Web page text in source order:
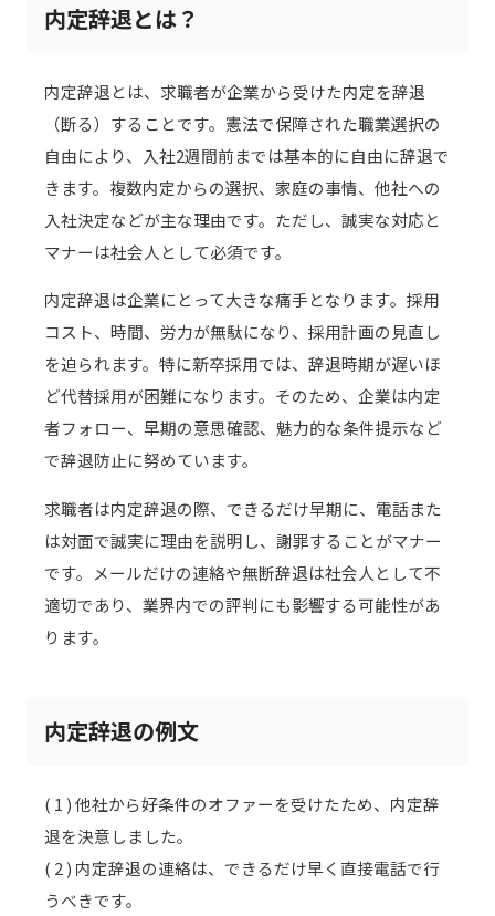
内定辞退とは？
内定辞退とは、求職者が企業から受けた内定を辞退
（断る）することです。憲法で保障された職業選択の
自由により、入社2週間前までは基本的に自由に辞退で
きます。複数内定からの選択、家庭の事情、他社への
入社決定などが主な理由です。ただし、誠実な対応と
マナーは社会人として必須です。
内定辞退は企業にとって大きな痛手となります。採用
コスト、時間、労力が無駄になり、採用計画の見直し
を迫られます。特に新卒採用では、辞退時期が遅いほ
ど代替採用が困難になります。そのため、企業は内定
者フォロー、早期の意思確認、魅力的な条件提示など
で辞退防止に努めています。
求職者は内定辞退の際、できるだけ早期に、電話また
は対面で誠実に理由を説明し、謝罪することがマナー
です。メールだけの連絡や無断辞退は社会人として不
適切であり、業界内での評判にも影響する可能性があ
ります。
内定辞退の例文
( 1 ) 他社から好条件のオファーを受けたため、内定辞
退を決意しました。
( 2 ) 内定辞退の連絡は、できるだけ早く直接電話で行
うべきです。